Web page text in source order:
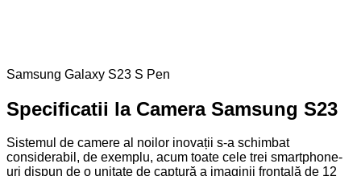
Samsung Galaxy S23 S Pen
Specificatii la Camera Samsung S23
Sistemul de camere al noilor inovații s-a schimbat
considerabil, de exemplu, acum toate cele trei smartphone-
uri dispun de o unitate de captură a imaginii frontală de 12